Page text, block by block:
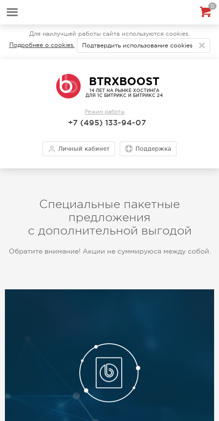
Для наилучшей работы сайта используются cookies.
Подробнее о cookies.
Подтвердить использование cookies
BTRXBOOST
14 ЛЕТ НА РЫНКЕ ХОСТИНГА
ДЛЯ 1С БИТРИКС И БИТРИКС 24
Режим работы
+7 (495) 133-94-07
Личный кабинет Поддержка
Специальные пакетные
предложения
с дополнительной выгодой
Обратите внимание! Акции не суммируюся между собой.
0